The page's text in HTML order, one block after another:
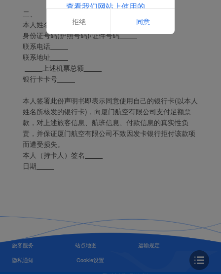
二、 本人（持卡人）同意并声明：
本人姓名
身份证号码(护照号码)/证件号码
联系电话
联系地址
上述机票总额
银行卡卡号
本人签署此份声明书即表示同意使用自己的银行卡(以本人
姓名所核发的银行卡)，向厦门航空有限公司支付足额票
款，对上述旅客信息、航班信息、付款信息的真实性负
责，并保证厦门航空有限公司不致因发卡银行拒付该款项
而遭受损失。
本人（持卡人）签名
日期
旅客服务 站点地图
运输规定
隐私通知
Cookie设置
查看我们网站上使用的
Cookie的完整列表
拒绝 同意